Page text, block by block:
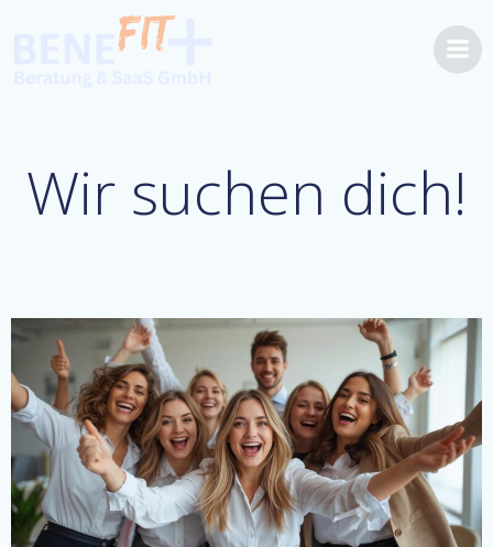
Wir suchen dich!